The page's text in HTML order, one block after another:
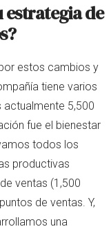
estrategia de
estos cambios y
tiene varios
actualmente 5,500
fue el bienestar
todos los
productivas
ventas (1,500
de ventas. Y,
una